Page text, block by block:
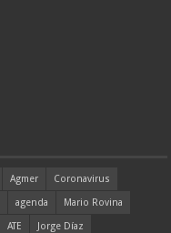
Agmer
Coronavirus
agenda
Mario Rovina
ATE
Jorge Díaz